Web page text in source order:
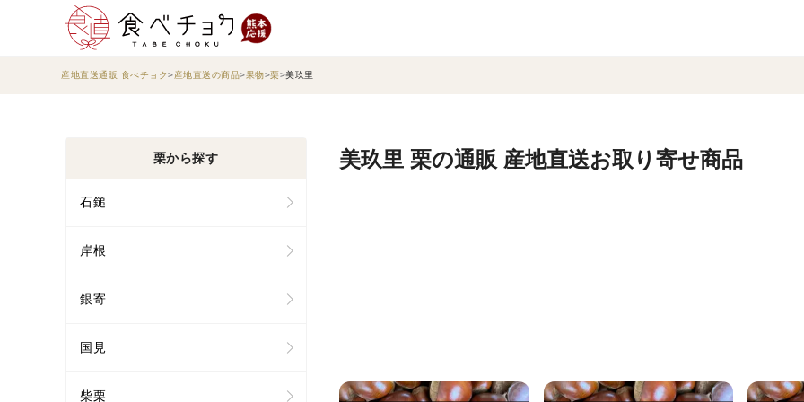
産地直送通販 食べチョク 産地直送の商品 果物 栗 美玖里
美玖里 栗の通販 産地直送お取り寄せ商品
栗から探す
石鎚
岸根
銀寄
国見
柴栗